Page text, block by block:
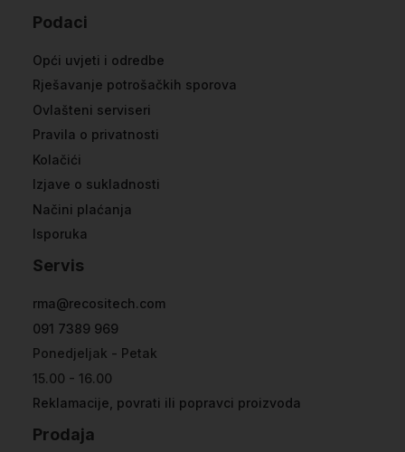
Podaci
Opći uvjeti i odredbe
Rješavanje potrošačkih sporova
Ovlašteni serviseri
Pravila o privatnosti
Kolačići
Izjave o sukladnosti
Načini plaćanja
Isporuka
Servis
rma@recositech.com
091 7389 969
Ponedjeljak - Petak
15.00 - 16.00
Reklamacije, povrati ili popravci proizvoda
Prodaja